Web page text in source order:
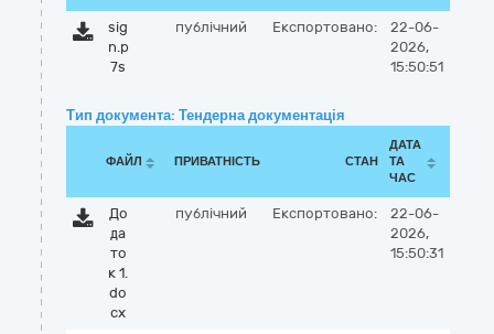
sig
n.p
7s
публічний Експортовано:
22-06-
2026,
15:50:51
Тип документа: Тендерна документація
ФАЙЛ ПРИВАТНІСТЬ СТАН
ДАТА
ТА
ЧАС
До
да
то
к 1.
do
cx
публічний Експортовано:
22-06-
2026,
15:50:31